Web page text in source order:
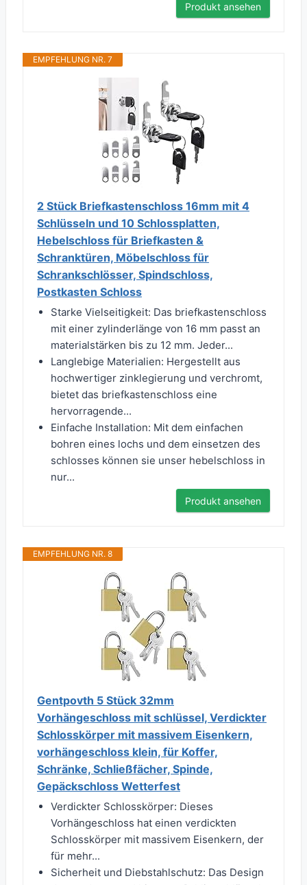
Produkt ansehen
EMPFEHLUNG NR. 7
2 Stück Briefkastenschloss 16mm mit 4
Schlüsseln und 10 Schlossplatten,
Hebelschloss für Briefkasten &
Schranktüren, Möbelschloss für
Schrankschlösser, Spindschloss,
Postkasten Schloss
Starke Vielseitigkeit: Das briefkastenschloss
mit einer zylinderlänge von 16 mm passt an
materialstärken bis zu 12 mm. Jeder...
Langlebige Materialien: Hergestellt aus
hochwertiger zinklegierung und verchromt,
bietet das briefkastenschloss eine
hervorragende...
Einfache Installation: Mit dem einfachen
bohren eines lochs und dem einsetzen des
schlosses können sie unser hebelschloss in
nur...
Produkt ansehen
EMPFEHLUNG NR. 8
Gentpovth 5 Stück 32mm
Vorhängeschloss mit schlüssel, Verdickter
Schlosskörper mit massivem Eisenkern,
vorhängeschloss klein, für Koffer,
Schränke, Schließfächer, Spinde,
Gepäckschloss Wetterfest
Verdickter Schlosskörper: Dieses
Vorhängeschloss hat einen verdickten
Schlosskörper mit massivem Eisenkern, der
für mehr...
Sicherheit und Diebstahlschutz: Das Design